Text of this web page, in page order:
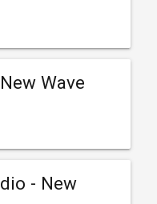
Wave
- New